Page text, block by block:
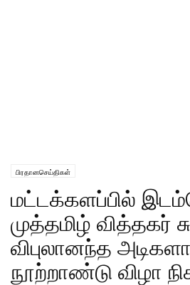
பிரதானசெய்திகள்
மட்டக்களப்பில்
முத்தமிழ் வித்தகர்
விபுலானந்த
நூற்றாண்டு விழா